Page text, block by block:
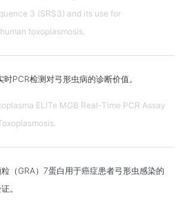
3 (SRS3) and its use for
toxoplasmosis.
PCR检测对弓形虫病的诊断价值。
ELITe MGB Real-Time PCR Assay
（GRA）7蛋白用于癌症患者弓形虫感染的
。